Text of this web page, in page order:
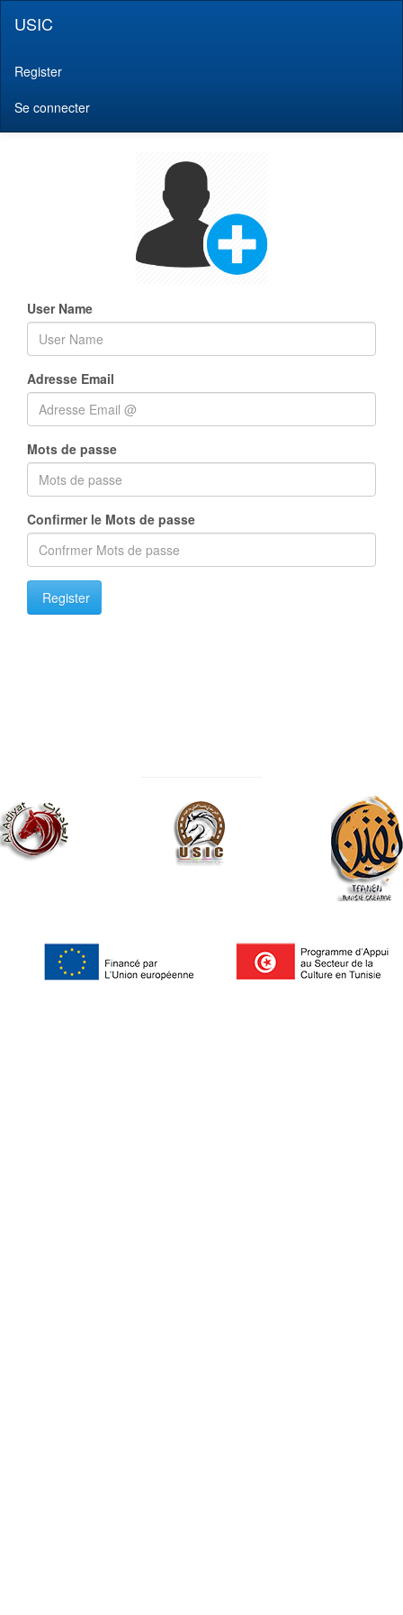
USIC
Register
Se connecter
User Name
Adresse Email
Mots de passe
Confirmer le Mots de passe
Register